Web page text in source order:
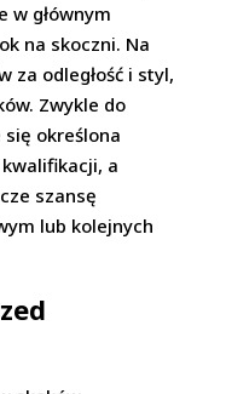
w głównym
na skoczni. Na
za odległość i styl,
Zwykle do
się określona
a
szansę
lub kolejnych